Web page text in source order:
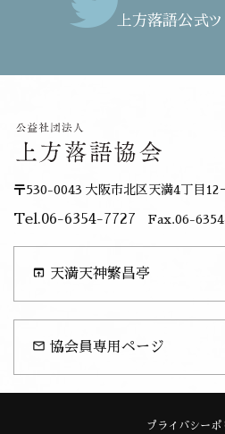
上方落語公式
〒530-0043 大阪市北区天満4丁目12
Tel.06-6354-7727 Fax.06-
open_in_browser 天満天神繁昌亭
mail_outline 協会員専用ページ
プライバシーポ